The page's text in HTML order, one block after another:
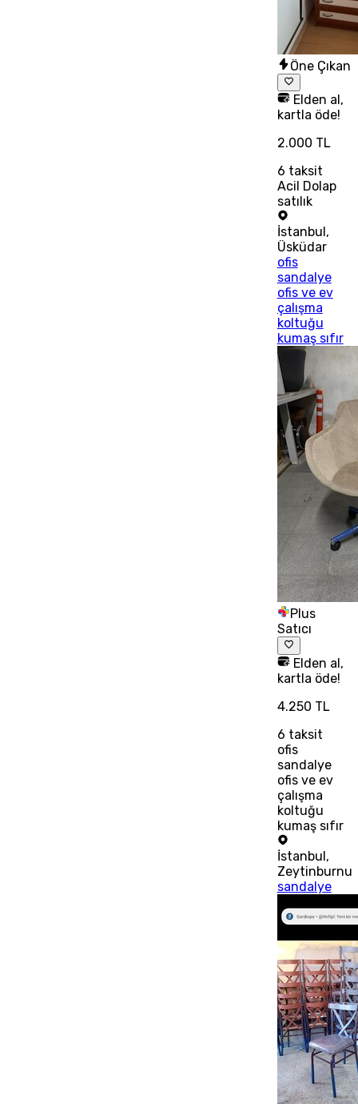
Öne Çıkan
Elden al,
kartla öde!
2.000 TL
6 taksit
Acil Dolap
satılık
İstanbul ,
Üsküdar
ofis
sandalye
ofis ve ev
çalışma
koltuğu
kumaş sıfır
Plus
Satıcı
Elden al,
kartla öde!
4.250 TL
6 taksit
ofis
sandalye
ofis ve ev
çalışma
koltuğu
kumaş sıfır
İstanbul,
Zeytinburnu
sandalye